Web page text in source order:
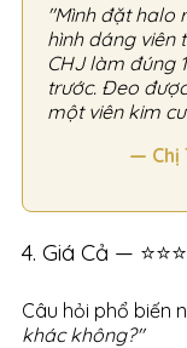
"Mình đặt halo
hình dáng viên
CHJ làm đúng
trước. Đeo
một viên kim
— Chị
4. Giá Cả —
Câu hỏi phổ biến
khác không?"